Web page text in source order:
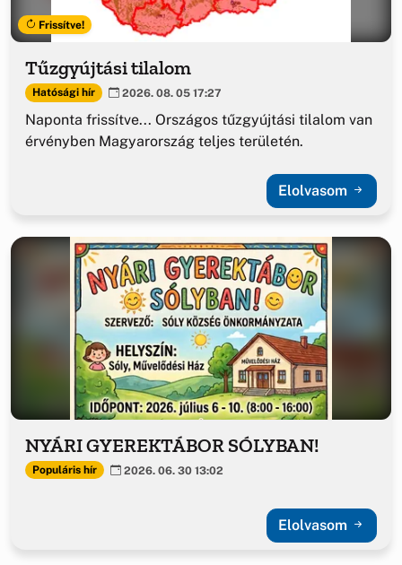
Frissítve!
Tűzgyújtási tilalom
Hatósági hír 2026. 08. 05 17:27
Naponta frissítve... Országos tűzgyújtási tilalom van
érvényben Magyarország teljes területén.
Elolvasom
NYÁRI GYEREKTÁBOR SÓLYBAN!
Populáris hír 2026. 06. 30 13:02
Elolvasom